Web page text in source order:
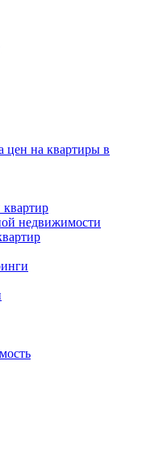
цен на квартиры в
недвижимости